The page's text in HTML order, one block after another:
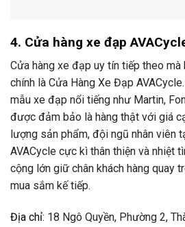
4. Cửa hàng xe đạp
Cửa hàng xe đạp uy tín tiếp theo mà
chính là Cửa Hàng Xe Đạp
mẫu xe đạp nổi tiếng như Martin,
được đảm bảo là hàng thật với giá
lượng sản phẩm, đội ngũ nhân viên
AVACycle cực kì thân thiện và nhiệt
cộng lớn giữ chân khách hàng quay
mua sắm kế tiếp.
Địa chỉ: 18 Ngô Quyền, Phường 2,